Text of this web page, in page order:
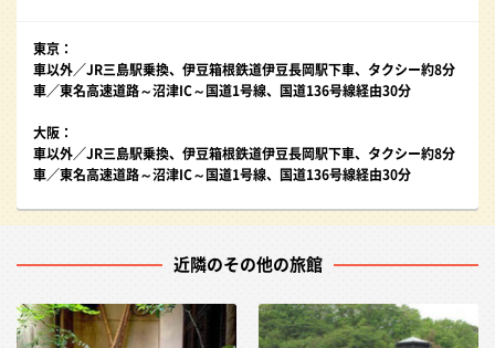
東京：
車以外／JR三島駅乗換、伊豆箱根鉄道伊豆長岡駅下車、タクシー約8分
車／東名高速道路～沼津IC～国道1号線、国道136号線経由30分
大阪：
車以外／JR三島駅乗換、伊豆箱根鉄道伊豆長岡駅下車、タクシー約8分
車／東名高速道路～沼津IC～国道1号線、国道136号線経由30分
近隣のその他の旅館